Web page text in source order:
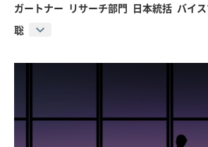
ガートナー リサーチ部門 日本統括 バイ
聡